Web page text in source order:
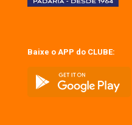
Baixe o APP do CLUBE: